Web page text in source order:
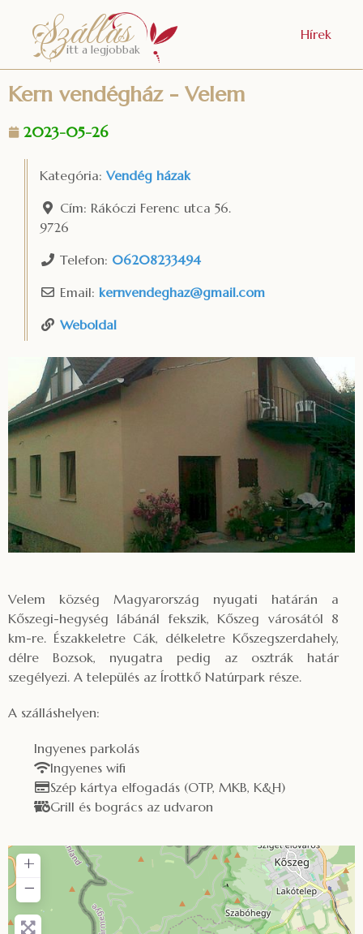
Szállás
itt a legjobbak
Hírek
Kern vendégház - Velem
2023-05-26
Kategória: Vendég házak
Cím: Rákóczi Ferenc utca 56.
9726
Telefon: 06208233494
Email: kernvendeghaz@gmail.com
Weboldal
Velem község Magyarország nyugati határán a
Kőszegi-hegység lábánál fekszik, Kőszeg városától 8
km-re. Északkeletre Cák, délkeletre Kőszegszerdahely,
délre Bozsok, nyugatra pedig az osztrák határ
szegélyezi. A település az Írottkő Natúrpark része.
A szálláshelyen:
Ingyenes parkolás
Ingyenes wifi
Szép kártya elfogadás (OTP, MKB, K&H)
Grill és bogrács az udvaron
+
−